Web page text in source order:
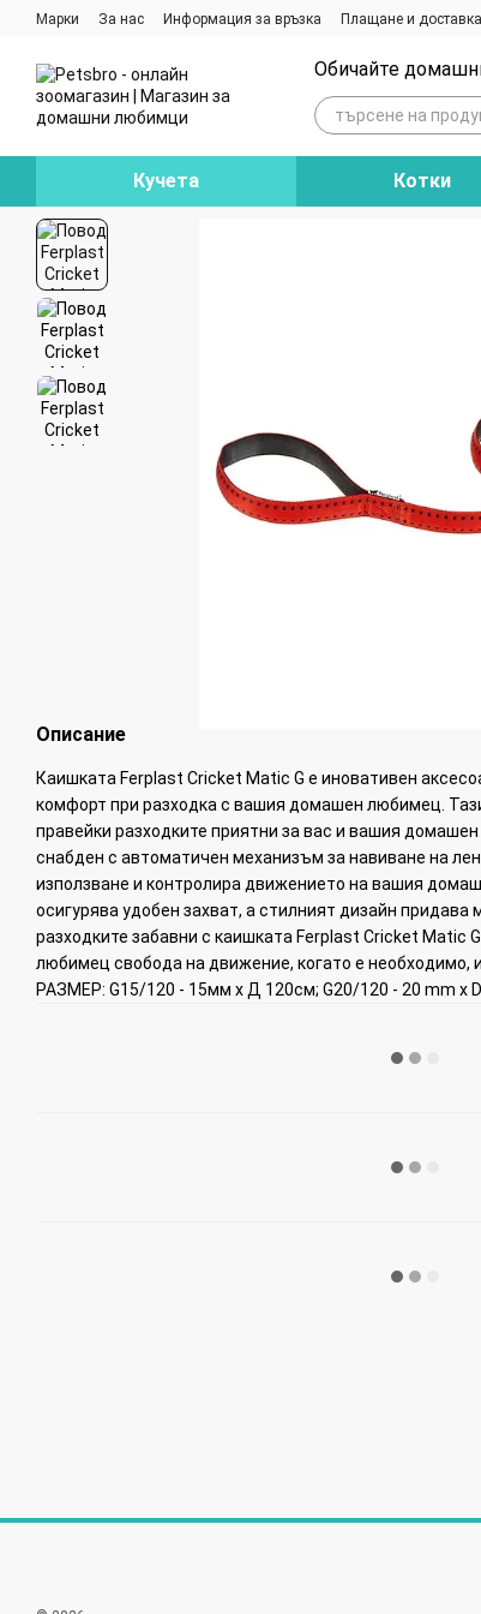
Премини към основното съдържание
Марки За нас Информация за връзка Плащане и доставка
Обичайте
Кучета Котки
Описание
Каишката Ferplast Cricket Matic G е иновативен
комфорт при разходка с вашия домашен любимец.
правейки разходките приятни за вас и вашия
снабден с автоматичен механизъм за навиване на
използване и контролира движението на вашия
осигурява удобен захват, а стилният дизайн
разходките забавни с каишката Ferplast Cricket Matic
любимец свобода на движение, когато е необходимо,
РАЗМЕР: G15/120 - 15мм х Д 120см; G20/120 - 20 mm x